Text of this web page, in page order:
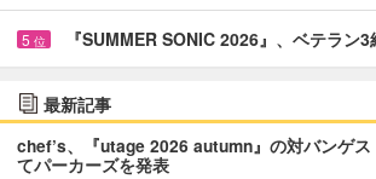
5 位 『SUMMER SONIC 2026』、ベテラン
最新記事
chef’s、『utage 2026 autumn』の対バンゲス
てパーカーズを発表